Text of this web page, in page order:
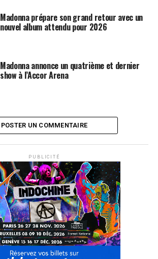
Madonna prépare son grand retour avec un
nouvel album attendu pour 2026
Madonna annonce un quatrième et dernier
show à l’Accor Arena
POSTER UN COMMENTAIRE
PUBLICITÉ